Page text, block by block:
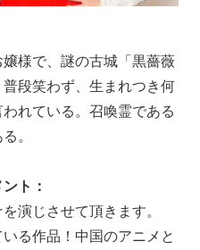
様で、謎の古城「黒薔薇
段笑わず、生まれつき何
れている。召喚霊である
。
ト：
演じさせて頂きます。
る作品！中国のアニメと